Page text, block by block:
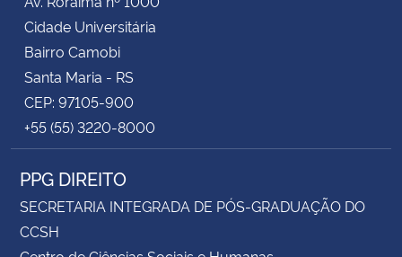
Cidade Universitária
Bairro Camobi
Santa Maria - RS
CEP: 97105-900
+55 (55) 3220-8000
PPG DIREITO
SECRETARIA INTEGRADA DE PÓS-GRADUAÇÃO DO
CCSH